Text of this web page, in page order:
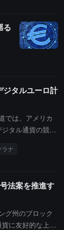
おいては、中央
まな技術を考慮
る
ジタルユーロ計
では、アメリカ
タル通貨の競争
はGenius法案を
ムやソラナなど
ている。
ラナ
法案を推進す
グ州のブロック
に友好的な上院